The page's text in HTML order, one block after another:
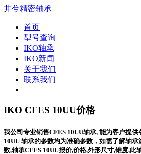
井兮精密轴承
首页
型号查询
IKO轴承
IKO新闻
关于我们
联系我们
IKO CFES 10UU价格
我公司专业销售CFES 10UU轴承, 能为客户提
10UU 轴承的参数均为准确参数，如需了解轴
数,轴承CFES 10UU报价,价格,外形尺寸,锥度,此